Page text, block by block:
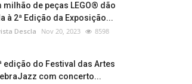
milhão de peças LEGO® dão
à 2ª Edição da Exposição...
Descla Nov 20, 2023 8598
edição do Festival das Artes
com concerto...